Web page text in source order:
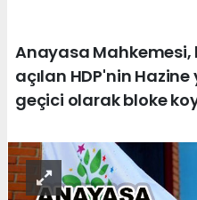
Anayasa Mahkemesi,
açılan HDP'nin Hazine
geçici olarak bloke